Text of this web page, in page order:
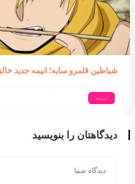
شیاطین قلمرو سایه؛ انیمه جدید
انیمه
دیدگاهتان را بنویسید